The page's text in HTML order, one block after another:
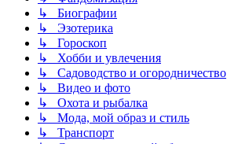
↳ Биографии
↳ Эзотерика
↳ Гороскоп
↳ Хобби и увлечения
↳ Садоводство и огородничество
↳ Видео и фото
↳ Охота и рыбалка
↳ Мода, мой образ и стиль
↳ Транспорт